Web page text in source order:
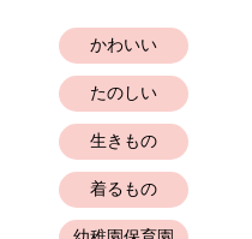
かわいい
たのしい
生きもの
着るもの